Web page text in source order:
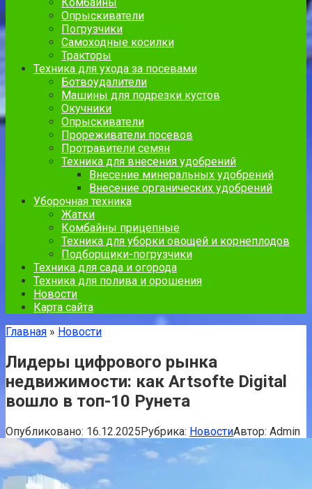
Опрыскиватели
Погрузчики
Самоходные косилки
Тракторы
Техника для ухода за посевами
Ботвоудалители
Машины для подрезки кустов
Окучники
Опрыскиватели
Прореживатели посевов
Протравители семян
Техника для внесения удобрений
Внесение минеральных удобрений
Внесение органических удобрений
Уборочная техника
Жатки
Комбайны прицепные
Техника для уборки овощей и корнеплодов
Подборщики-погрузчики
Техника для сада и огорода
Техника для полива и орошения
Новости
Карта сайта
Главная » Новости
Лидеры цифрового рынка
недвижимости: как Artsofte Digital
вошло в топ-10 Рунета
Опубликовано: 16.12.2025Рубрика: НовостиАвтор: Admin